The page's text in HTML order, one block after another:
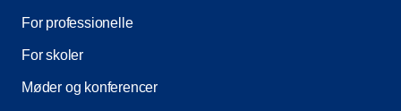
For professionelle
For skoler
Møder og konferencer